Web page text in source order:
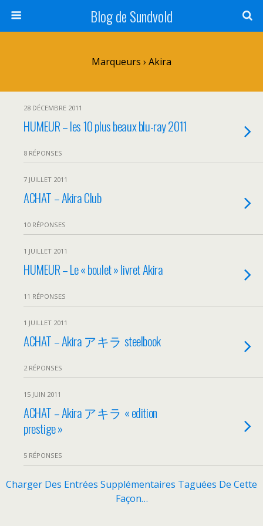
Blog de Sundvold
Marqueurs › Akira
28 DÉCEMBRE 2011
HUMEUR – les 10 plus beaux blu-ray 2011
8 RÉPONSES
7 JUILLET 2011
ACHAT – Akira Club
10 RÉPONSES
1 JUILLET 2011
HUMEUR – Le « boulet » livret Akira
11 RÉPONSES
1 JUILLET 2011
ACHAT – Akira アキラ steelbook
2 RÉPONSES
15 JUIN 2011
ACHAT – Akira アキラ « edition
prestige »
5 RÉPONSES
Charger Des Entrées Supplémentaires Taguées De Cette
Façon…